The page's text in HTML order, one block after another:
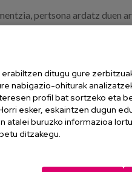
,pertsona ardatz duen
ditugu gure
nabigazio-ohiturak
profil bat sortzeko eta
esker, eskaintzen dugun
buruzko informazioa
ditzakegu.